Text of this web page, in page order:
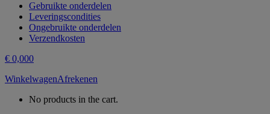
Gebruikte onderdelen
Leveringscondities
Ongebruikte onderdelen
Verzendkosten
€ 0,000
WinkelwagenAfrekenen
No products in the cart.